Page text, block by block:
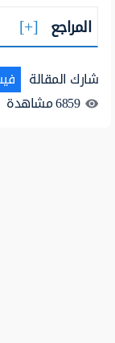
المراجع
شارك المقالة
6859مشاهدة